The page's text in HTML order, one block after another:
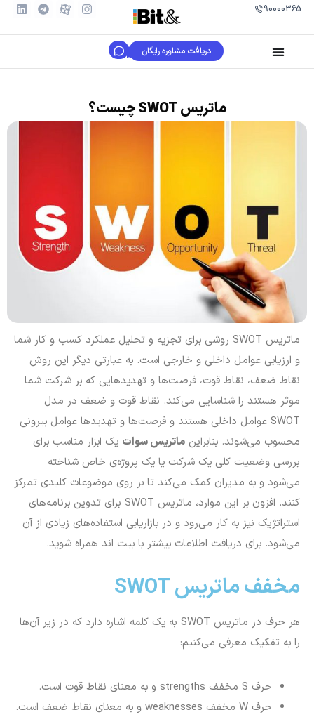
90000365
دریافت مشاوره رایگان
ماتریس SWOT چیست؟
ماتریس SWOT روشی برای تجزیه و تحلیل عملکرد کسب و کار شما
و ارزیابی عوامل داخلی و خارجی است. به عبارتی دیگر این روش
نقاط ضعف، نقاط قوت، فرصت‌ها و تهدیدهایی که بر شرکت شما
موثر هستند را شناسایی می‌کند. نقاط قوت و ضعف در مدل
SWOT عوامل داخلی هستند و فرصت‌ها و تهدیدها عوامل بیرونی
محسوب می‌شوند. بنابراین ماتریس سوات یک ابزار مناسب برای
بررسی وضعیت کلی یک شرکت یا یک پروژه‌ی خاص شناخته
می‌شود و به مدیران کمک می‌کند تا بر روی موضوعات کلیدی تمرکز
کنند. افزون بر این موارد، ماتریس SWOT برای تدوین برنامه‌های
استراتژیک نیز به کار می‌رود و در بازاریابی استفاده‌های زیادی از آن
می‌شود. برای دریافت اطلاعات بیشتر با بیت اند همراه شوید.
مخفف ماتریس SWOT
هر حرف در ماتریس SWOT به یک کلمه اشاره دارد که در زیر آن‌ها
را به تفکیک معرفی می‌کنیم:
حرف S مخفف strengths و به معنای نقاط قوت است.
حرف W مخفف weaknesses و به معنای نقاط ضعف است.